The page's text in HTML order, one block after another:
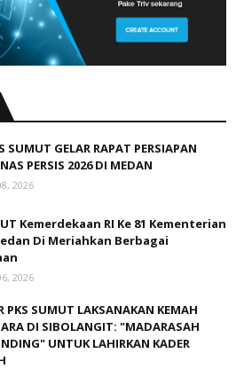
SUMUT GELAR RAPAT PERSIAPAN
PERSIS 2026 DI MEDAN
2026
Kemerdekaan RI Ke 81 Kementerian
Di Meriahkan Berbagai
2026
PKS SUMUT LAKSANAKAN KEMAH
DI SIBOLANGIT: "MADARASAH
UNTUK LAHIRKAN KADER